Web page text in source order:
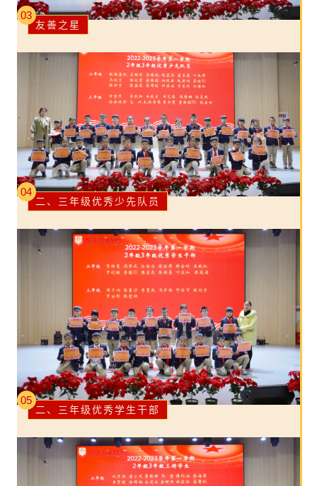
03
友善之星
04
二、三年级优秀少先队员
05
二、三年级优秀学生干部